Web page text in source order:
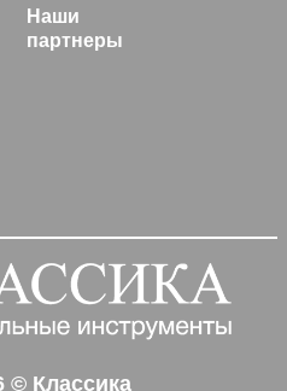
Наши
партнеры
© Классика